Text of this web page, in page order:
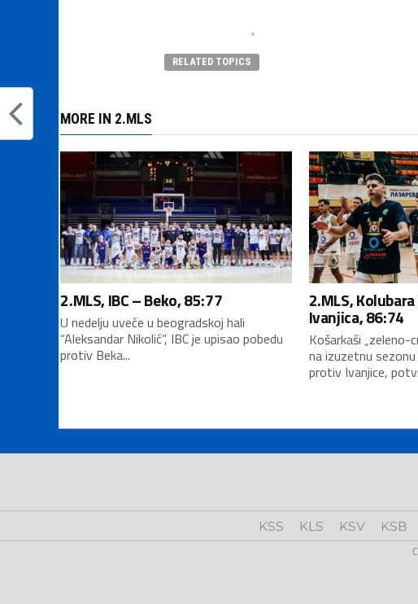
RELATED TOPICS
MORE IN 2.MLS
2.MLS, IBC – Beko, 85:77
U nedelju uveče u beogradskoj hali
“Aleksandar Nikolić”, IBC je upisao pobedu
protiv Beka...
2.MLS,
Ivanjica, 86:74
Košarkaši „zeleno-
na izuzetnu
protiv Ivanjice,
KSS KLS KSV KSB